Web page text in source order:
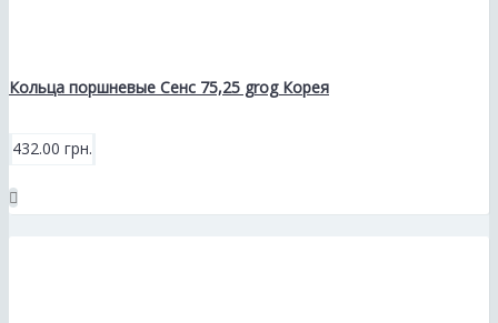
Кольца поршневые Сенс 75,25 grog Корея
432.00 грн.